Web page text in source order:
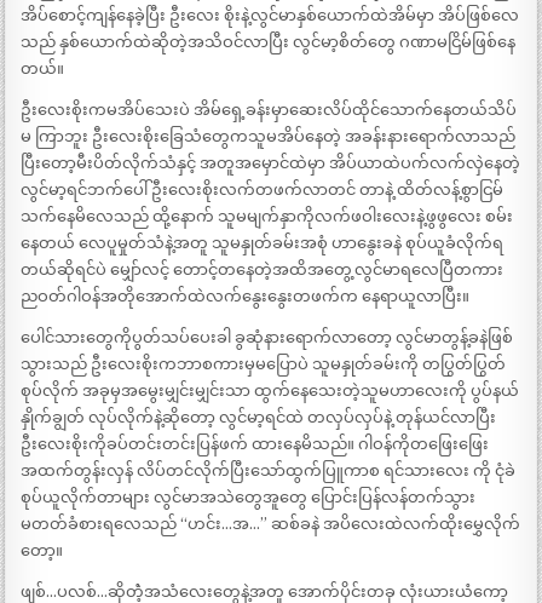
အိပ်စောင့်ကျန်နေခဲ့ပြီး ဦးလေး စိုးနဲ့လွင်မာနှစ်ယောက်ထဲအိမ်မှာ အိပ်ဖြစ်လေ
သည် နှစ်ယောက်ထဲဆိုတဲ့အသိဝင်လာပြီး လွင်မာ့စိတ်တွေ ဂဏာမငြိမ်ဖြစ်နေ
တယ်။
ဦးလေးစိုးကမအိပ်သေးပဲ အိမ်ရှေ့ခန်းမှာဆေးလိပ်ထိုင်သောက်နေတယ်သိပ်
မ ကြာဘူး ဦးလေးစိုးခြေသံတွေကသူမအိပ်နေတဲ့ အခန်းနားရောက်လာသည်
ပြီးတော့မီးပိတ်လိုက်သံနှင့် အတူအမှောင်ထဲမှာ အိပ်ယာထဲပက်လက်လှဲနေတဲ့
လွင်မာ့ရင်ဘက်ပေါ် ဦးလေးစိုးလက်တဖက်လာတင် တာနဲ့ ထိတ်လန့်စွာငြမ်
သက်နေမိလေသည် ထို့နောက် သူမမျက်နှာကိုလက်ဖဝါးလေးနဲ့ဖွဖွလေး စမ်း
နေတယ် လေပူမှုတ်သံနဲ့အတူ သူမနှုတ်ခမ်းအစုံ ဟာနွေးခနဲ စုပ်ယူခံလိုက်ရ
တယ်ဆိုရင်ပဲ မျှော်လင့် တောင့်တနေတဲ့အထိအတွေ့လွင်မာရလေပြီတကား
ညဝတ်ဂါဝန်အတိုအောက်ထဲလက်နွေးနွေးတဖက်က နေရာယူလာပြီး။
ပေါင်သားတွေကိုပွတ်သပ်ပေးခါ ခွဆုံနားရောက်လာတော့ လွင်မာတွန့်ခနဲဖြစ်
သွားသည် ဦးလေးစိုးကဘာစကားမှမပြောပဲ သူမနှုတ်ခမ်းကို တပြွတ်ပြွတ်
စုပ်လိုက် အခုမှအမွေးမျှင်းမျှင်းသာ ထွက်နေသေးတဲ့သူမဟာလေးကို ပွပ်နယ်
နှိုက်ချွတ် လုပ်လိုက်နဲ့ဆိုတော့ လွင်မာ့ရင်ထဲ တလှပ်လှပ်နဲ့ တုန်ယင်လာပြီး
ဦးလေးစိုးကိုခပ်တင်းတင်းပြန်ဖက် ထားနေမိသည်။ ဂါဝန်ကိုတဖြေးဖြေး
အထက်တွန်းလှန် လိပ်တင်လိုက်ပြီးသော်ထွက်ပြူကာစ ရင်သားလေး ကို ငုံခဲ
စုပ်ယူလိုက်တာများ လွင်မာအသဲတွေအူတွေ ပြောင်းပြန်လန်တက်သွား
မတတ်ခံစားရလေသည် “ဟင်း…အ…” ဆစ်ခနဲ အပိလေးထဲလက်ထိုးမွှေလိုက်
တော့။
ဖျစ်…ပလစ်…ဆိုတံဲ့အသံလေးတွေနဲ့အတူ အောက်ပိုင်းတခု လုံးယားယံကော့